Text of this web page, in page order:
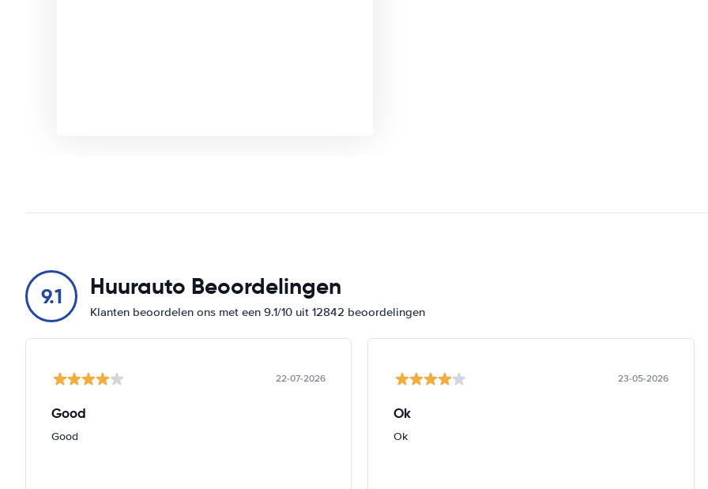
9.1 Huurauto Beoordelingen
Klanten beoordelen ons met een 9.1/10 uit 12842 beoordelingen
22-07-2026
Good
Good
23-05-2026
Ok
Ok